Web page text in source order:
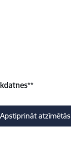
**
Apstiprināt atzīmētās